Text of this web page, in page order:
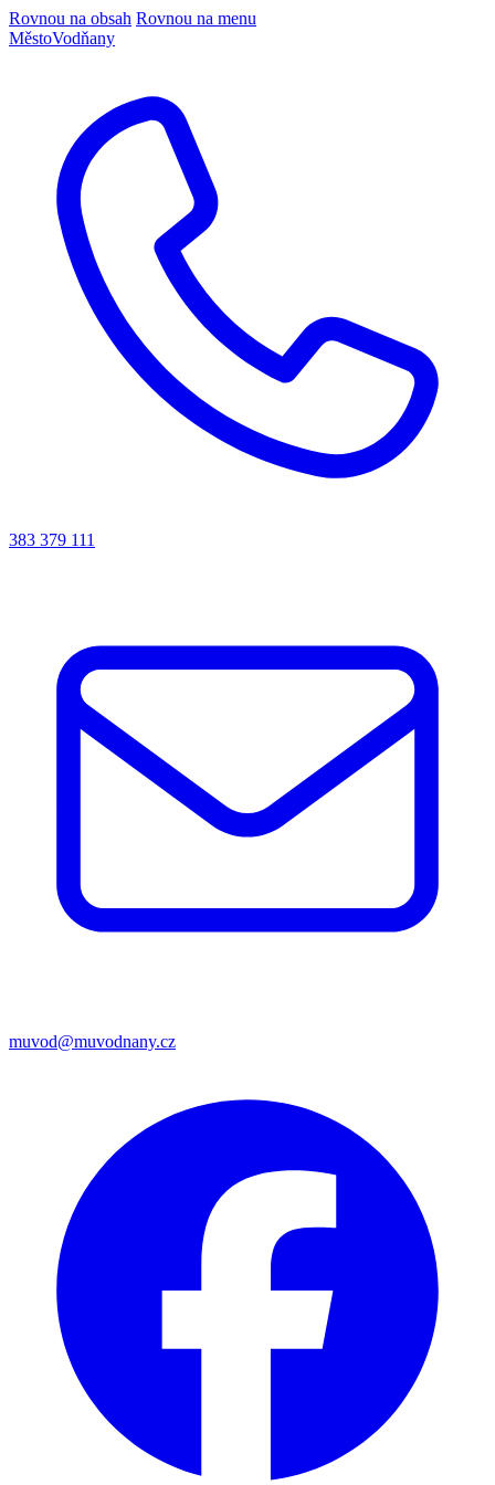
Rovnou na obsah Rovnou na menu
MěstoVodňany
383 379 111
muvod@muvodnany.cz